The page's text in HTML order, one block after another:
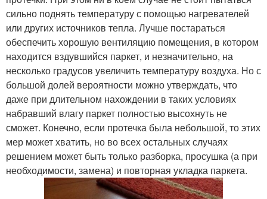
сильно поднять температуру с помощью нагревателей
или других источников тепла. Лучше постараться
обеспечить хорошую вентиляцию помещения, в котором
находится вздувшийся паркет, и незначительно, на
несколько градусов увеличить температуру воздуха. Но с
большой долей вероятности можно утверждать, что
даже при длительном нахождении в таких условиях
набравший влагу паркет полностью высохнуть не
сможет. Конечно, если протечка была небольшой, то этих
мер может хватить, но во всех остальных случаях
решением может быть только разборка, просушка (а при
необходимости, замена) и повторная укладка паркета.